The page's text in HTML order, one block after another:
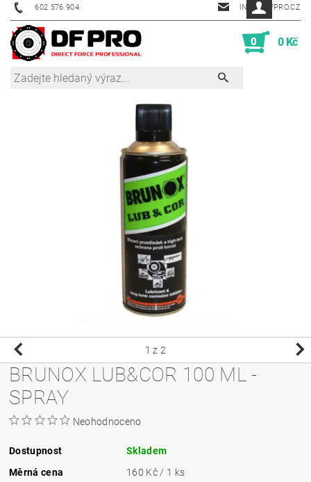
602 576 904 INFO@DFPRO.CZ
0 0 Kč
1 z 2
BRUNOX LUB&COR 100 ML -
SPRAY
Neohodnoceno
Dostupnost
Skladem
Měrná cena
160 Kč / 1 ks